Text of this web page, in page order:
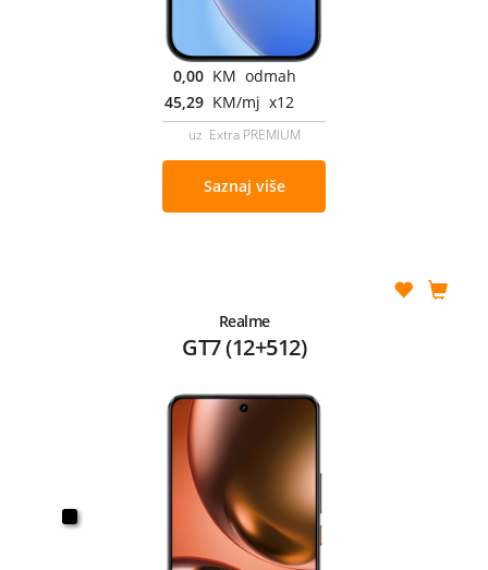
0,00 KM odmah
45,29 KM/mj x12
uz Extra PREMIUM
Saznaj više
Realme
GT7 (12+512)